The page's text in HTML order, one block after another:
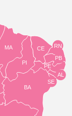
BA
SE
PE
AL
RN
CE
PI
MA
PB